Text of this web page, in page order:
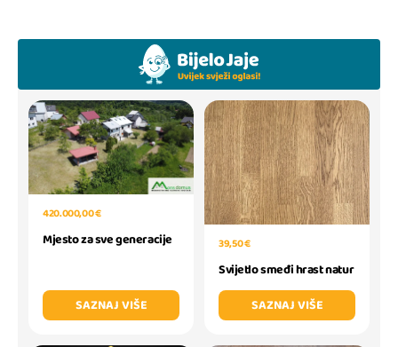
420.000,00 €
Mjesto za sve generacije
SAZNAJ VIŠE
39,50 €
Svijetlo smeđi hrast natur
SAZNAJ VIŠE